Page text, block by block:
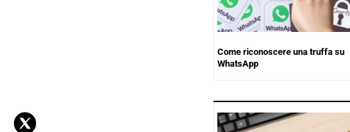
Come riconoscere una truffa su
WhatsApp